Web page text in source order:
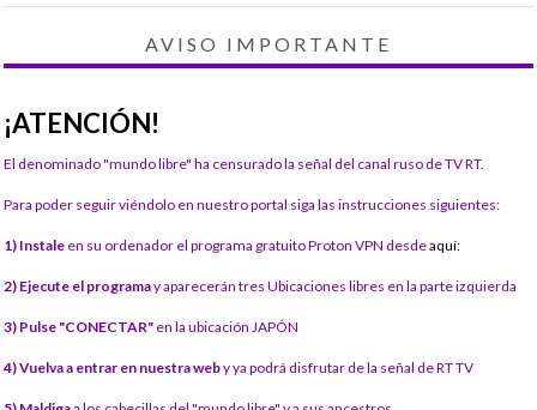
AVISO IMPORTANTE
¡ATENCIÓN!
El denominado "mundo libre" ha censurado la señal del canal ruso de TV RT.
Para poder seguir viéndolo en nuestro portal siga las instrucciones siguientes:
1) Instale en su ordenador el programa gratuito Proton VPN desdeaquí:
2) Ejecute el programay aparecerán tres Ubicaciones libres en la parte izquierda
3) Pulse "CONECTAR" en la ubicación JAPÓN
4) Vuelva a entrar en nuestra weby ya podrá disfrutar de la señal de RT TV